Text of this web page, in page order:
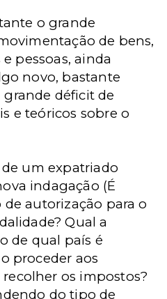
o grande
de bens,
pessoas, ainda
novo, bastante
déficit de
e teóricos sobre o
um expatriado
indagação (É
autorização para o
Qual a
de qual país é
proceder aos
os impostos?
do tipo de